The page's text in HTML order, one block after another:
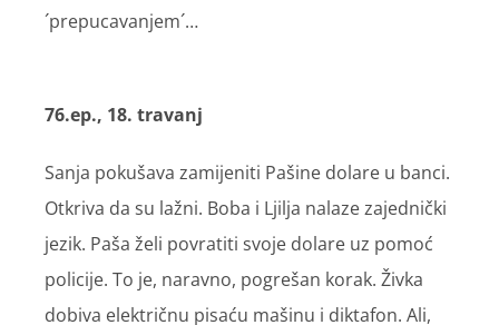
´prepucavanjem´…
76.ep., 18. travanj
Sanja pokušava zamijeniti Pašine dolare u banci.
Otkriva da su lažni. Boba i Ljilja nalaze zajednički
jezik. Paša želi povratiti svoje dolare uz pomoć
policije. To je, naravno, pogrešan korak. Živka
dobiva električnu pisaću mašinu i diktafon. Ali,